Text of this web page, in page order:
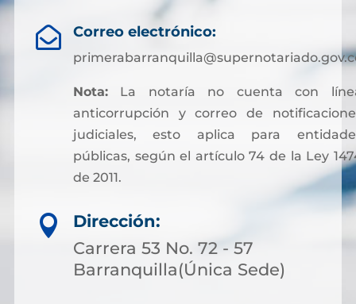
 Correo electrónico:
Nota:La notaría no cuenta con
anticorrupción y correo de
judiciales, esto aplica para
públicas, según el artículo 74 de la Ley
de 2011.
Sin embargo, para facilitar otros trámites y
pagos asociados a servicios notariales, hoy
es posible acceder a soluciones financieras
más flexibles. Muchas personas optan por

Dirección:
Carrera 53 No. 72 - 57
Barranquilla(Única Sede)